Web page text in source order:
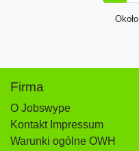
Firma
O Jobswype
Kontakt Impressum
Warunki ogólne OWH